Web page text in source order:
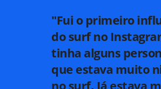
"Fui o primeiro
do surf no
tinha alguns
que estava muito
no surf. Já estava